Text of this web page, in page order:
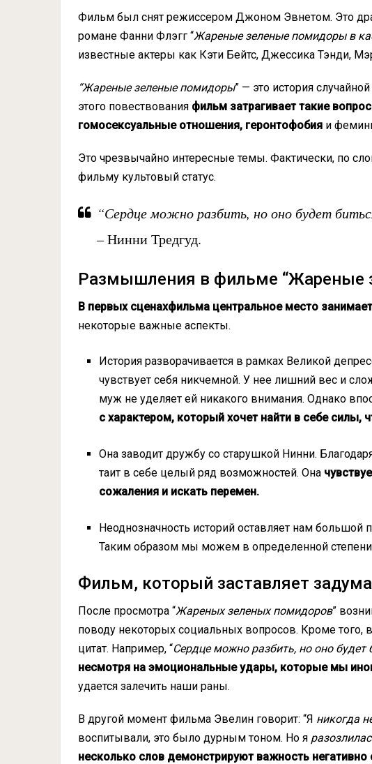
Фильм был снят режиссером Джоном Эвнетом. Это
романе Фанни Флэгг “Жареные зеленые помидоры в
известные актеры как Кэти Бейтс, Джессика Тэнди,
“Жареные зеленые помидоры” — это история
этого повествования фильм затрагивает такие
гомосексуальные отношения, геронтофобия и
Это чрезвычайно интересные темы. Фактически, по
фильму культовый статус.
“Сердце можно разбить, но оно будет
– Нинни Тредгуд.
Размышления в фильме “Жареные
В первых сценахфильма центральное место занимает
некоторые важные аспекты.
История разворачивается в рамках Великой
чувствует себя никчемной. У нее лишний вес и
муж не уделяет ей никакого внимания. Однако
с характером, который хочет найти в себе силы,
Она заводит дружбу со старушкой Нинни.
таит в себе целый ряд возможностей. Она
сожаления и искать перемен.
Неоднозначность историй оставляет нам большой
Таким образом мы можем в определенной
Фильм, который заставляет
После просмотра “Жареных зеленых помидоров”
поводу некоторых социальных вопросов. Кроме
цитат. Например, “Сердце можно разбить, но оно будет
несмотря на эмоциональные удары, которые мы
удается залечить наши раны.
В другой момент фильма Эвелин говорит: “Я никогда
воспитывали, это было дурным тоном. Но я
несколько слов демонстрируют важность